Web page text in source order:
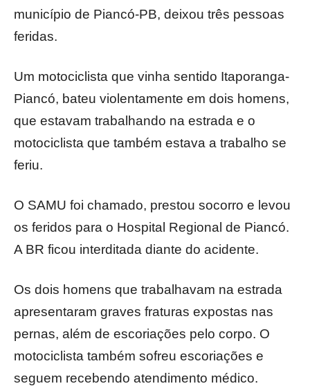
município de Piancó-PB, deixou três pessoas
feridas.
Um motociclista que vinha sentido Itaporanga-
Piancó, bateu violentamente em dois homens,
que estavam trabalhando na estrada e o
motociclista que também estava a trabalho se
feriu.
O SAMU foi chamado, prestou socorro e levou
os feridos para o Hospital Regional de Piancó.
A BR ficou interditada diante do acidente.
Os dois homens que trabalhavam na estrada
apresentaram graves fraturas expostas nas
pernas, além de escoriações pelo corpo. O
motociclista também sofreu escoriações e
seguem recebendo atendimento médico.